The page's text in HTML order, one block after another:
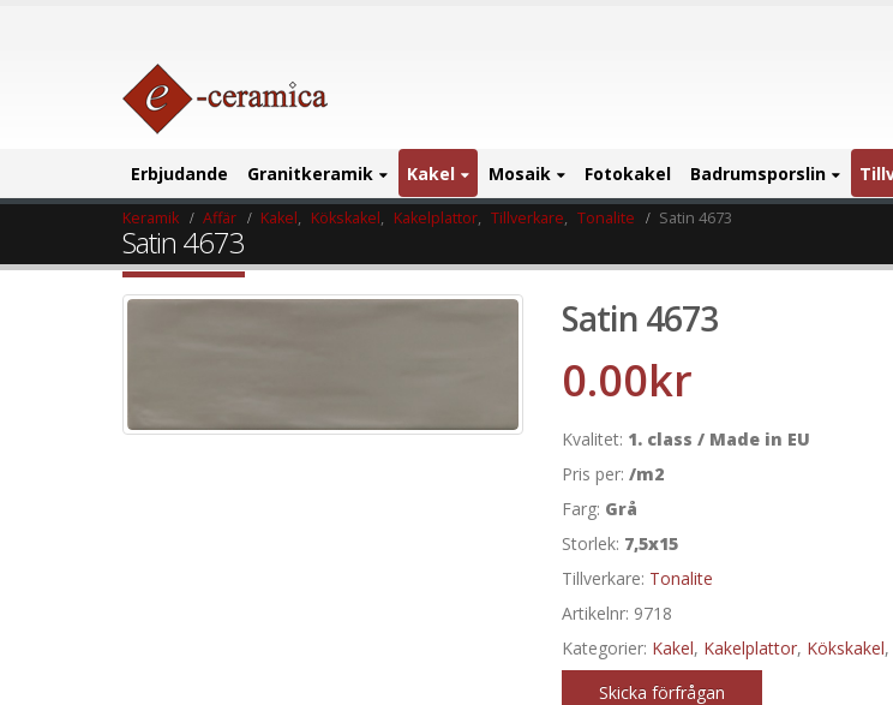
Erbjudande Granitkeramik Kakel Mosaik Fotokakel Badrumsporslin
Keramik Affär Kakel, Kökskakel, Kakelplattor, Tillverkare, Tonalite Satin 4673
Satin 4673
Satin 4673
0.00kr
Kvalitet: 1. class / Made in EU
Pris per: /m2
Farg: Grå
Storlek: 7,5x15
Tillverkare: Tonalite
Artikelnr: 9718
Kategorier: Kakel, Kakelplattor, Kökskakel,
Skicka förfrågan